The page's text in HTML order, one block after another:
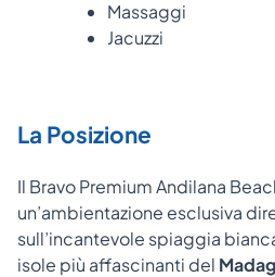
Massaggi
Jacuzzi
La Posizione
Il Bravo Premium Andilana
un’ambientazione esclusiva
sull’incantevole spiaggia
isole più affascinanti del